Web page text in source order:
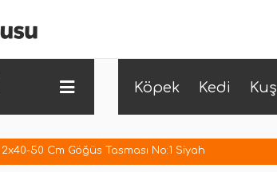
Köpek Kedi Kuş
50 Cm Göğüs Tasması No:1 Siyah